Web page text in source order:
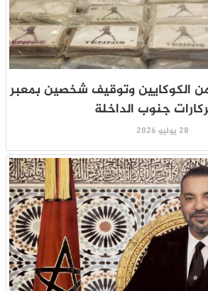
من الكوكايين وتوقيف شخصين بمعبر
جنوب الداخلة
28 يوليو 2026